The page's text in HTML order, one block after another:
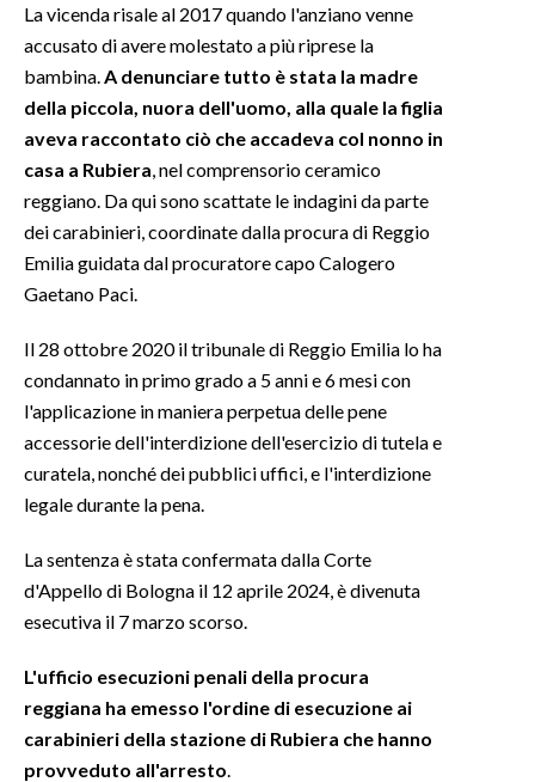
SARDEGNA TURISMO
SARDI NEL MONDO
NOTIZIE
#CARAUNIONE
INSULARITÀ
INFO AZIENDE
ABBONATI
ANNUNCI
NECROLOGI
PUBBLICITÀ
STORE
La vicenda risale al 2017 quando l'anziano venne
accusato di avere molestato a più riprese la
bambina. A denunciare tutto è stata la madre
della piccola, nuora dell'uomo, alla quale la figlia
aveva raccontato ciò che accadeva col nonno in
casa a Rubiera , nel comprensorio ceramico
reggiano. Da qui sono scattate le indagini da parte
dei carabinieri, coordinate dalla procura di Reggio
Emilia guidata dal procuratore capo Calogero
Gaetano Paci.
Il 28 ottobre 2020 il tribunale di Reggio Emilia lo ha
condannato in primo grado a 5 anni e 6 mesi con
l'applicazione in maniera perpetua delle pene
accessorie dell'interdizione dell'esercizio di tutela e
curatela, nonché dei pubblici uffici, e l'interdizione
legale durante la pena.
La sentenza è stata confermata dalla Corte
d'Appello di Bologna il 12 aprile 2024, è divenuta
esecutiva il 7 marzo scorso.
L'ufficio esecuzioni penali della procura
reggiana ha emesso l'ordine di esecuzione ai
carabinieri della stazione di Rubiera che hanno
provveduto all'arresto